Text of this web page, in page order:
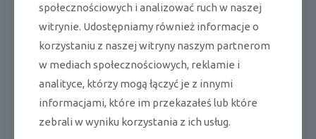
ciśnienia
akustycznego(2
)
grz
anie
wysoki/
iski
B(
A
43/3
Wymiary
wys.x
szer.xgł
m
295/
społecznościowych i analizować ruch w naszej
witrynie. Udostępniamy również informacje o
korzystaniu z naszej witryny naszym partnerom
w mediach społecznościowych, reklamie i
analityce, którzy mogą łączyć je z innymi
informacjami, które im przekazałeś lub które
zebrali w wyniku korzystania z ich usług.